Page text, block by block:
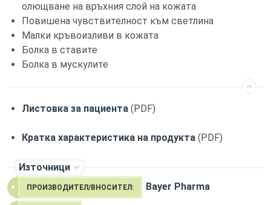
олющване на връхния слой на кожата
Повишена чувствителност към светлина
Малки кръвоизливи в кожата
Болка в ставите
Болка в мускулите
Листовка за пациента (PDF)
Кратка характеристика на продукта (PDF)
Източници
ПРОИЗВОДИТЕЛ/ВНОСИТЕЛ: Bayer Pharma